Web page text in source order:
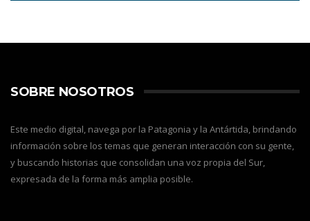
SOBRE NOSOTROS
Este medio digital, navega por la Patagonia y la Antártida, brindando
información sobre los temas que generan interacción con su gente,
y buscando historias que consolidan una voz propia del Sur,
expresada de la forma más amplia posible.